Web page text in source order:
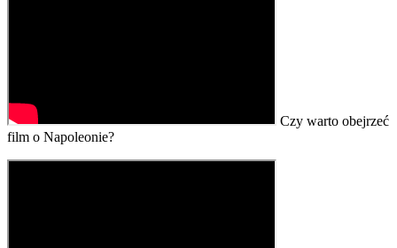
Czy warto obejrzeć
film o Napoleonie?